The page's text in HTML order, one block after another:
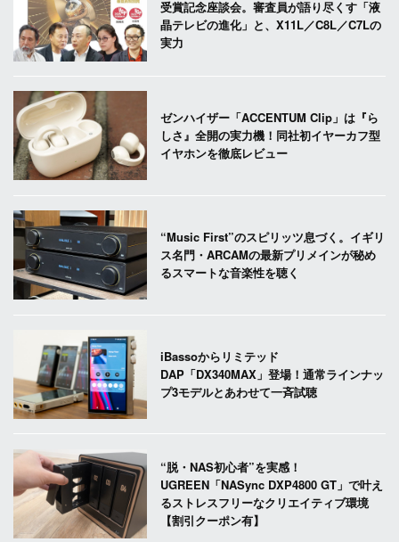
受賞記念座談会。審査員が語り尽くす「液
晶テレビの進化」と、X11L／C8L／C7Lの
実力
ゼンハイザー「ACCENTUM Clip」は『ら
しさ』全開の実力機！同社初イヤーカフ型
イヤホンを徹底レビュー
“Music First”のスピリッツ息づく。イギリ
ス名門・ARCAMの最新プリメインが秘め
るスマートな音楽性を聴く
iBassoからリミテッド
DAP「DX340MAX」登場！通常ラインナッ
プ3モデルとあわせて一斉試聴
“脱・NAS初心者”を実感！
UGREEN「NASync DXP4800 GT」で叶え
るストレスフリーなクリエイティブ環境
【割引クーポン有】